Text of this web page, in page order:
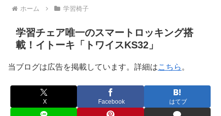
ホーム 学習椅子
学習チェア唯一のスマートロッキング搭
載！イトーキ「トワイスKS32」
当ブログは広告を掲載しています。詳細はこちら 。
X Facebook はてブ